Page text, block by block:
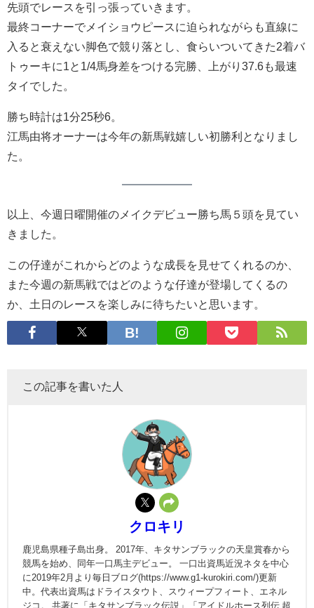
先頭でレースを引っ張っていきます。
最終コーナーでメイショウピースに迫られながらも直線に
入ると衰えない脚色で競り落とし、食らいついてきた2着バ
トゥーキに1と1/4馬身差をつける完勝、上がり37.6も最速
タイでした。
勝ち時計は1分25秒6。
江馬由将オーナーは今年の新馬戦嬉しい初勝利となりまし
た。
以上、今週日曜開催のメイクデビュー勝ち馬５頭を見てい
きました。
この仔達がこれからどのような成長を見せてくれるのか、
また今週の新馬戦ではどのような仔達が登場してくるの
か、土日のレースを楽しみに待ちたいと思います。
この記事を書いた人
クロキリ
鹿児島県種子島出身。 2017年、キタサンブラックの天皇賞春から
競馬を始め、同年一口馬主デビュー。 一口出資馬近況ネタを中心
に2019年2月より毎日ブログ(https://www.g1-kurokiri.com/)更新
中。代表出資馬はドライスタウト、スウィープフィート、エネル
ジコ。 共著に「キタサンブラック伝説」「アイドルホース列伝 超